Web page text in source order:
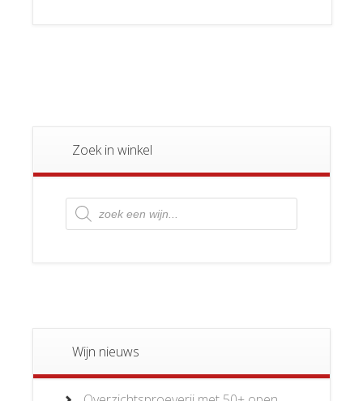
Zoek in winkel
Producten
zoeken
Wijn nieuws